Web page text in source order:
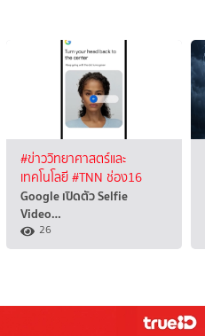
#ข่าววิทยาศาสตร์และ
เทคโนโลยี#TNN ช่อง16
Google เปิดตัว Selfie
Video…
26